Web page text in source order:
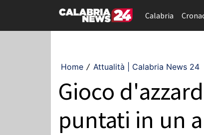
Calabria
Home / Attualità | Calabria News 24
Gioco
puntati in un